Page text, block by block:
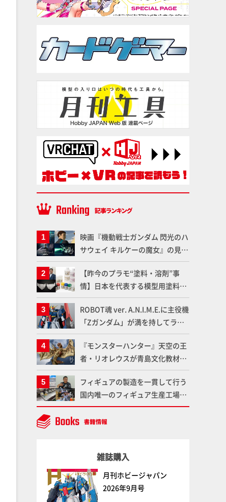
映画『機動戦士ガンダム 閃光のハ
サウェイ キルケーの魔女』の見放
題配信が8月31日（月）よりスタ
ート！Prime Videoで国内独占配
信
【昨今のプラモ“塗料・溶剤”事
情】日本を代表する模型用塗料
「Mr.カラー」やツールメーカー
である「GSIクレオス」が語るラ
ッカー塗料の未来とは？
ROBOT魂 ver. A.N.I.M.E.に主役機
「Zガンダム」が満を持してライ
ンナップ！ウェイブライダーへの
変形、劇中どおりのプロポーショ
ンを再現【機動戦士Zガンダム】
『モンスターハンター』天空の王
者・リオレウスが青島文化教材社
「PLAfig.」にラインナップ！原
型・蟹蟲修造氏の彩色作例で超ハ
イディテールかつ躍動感に満ちた
造形をチェック
フィギュアの製造を一貫して行う
国内唯一のフィギュア生産工場グ
ッドスマイルカンパニーの楽月・
望月工場に突撃！谷本工場長への
雑誌購入
月刊ホビージャパン
2026年9月号